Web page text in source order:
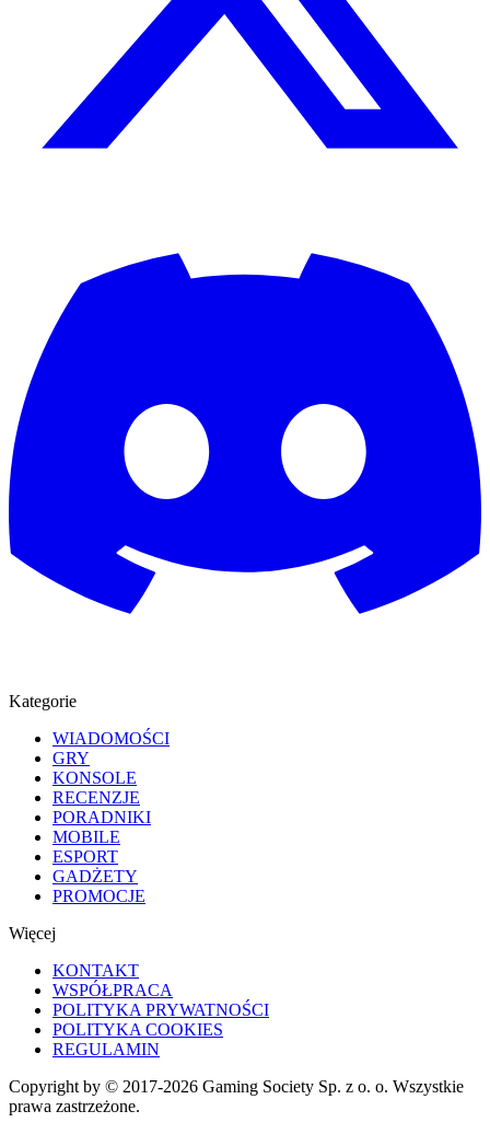
Kategorie
WIADOMOŚCI
GRY
KONSOLE
RECENZJE
PORADNIKI
MOBILE
ESPORT
GADŻETY
PROMOCJE
Więcej
KONTAKT
WSPÓŁPRACA
POLITYKA PRYWATNOŚCI
POLITYKA COOKIES
REGULAMIN
Copyright by © 2017-2026 Gaming Society Sp. z o. o. Wszystkie
prawa zastrzeżone.